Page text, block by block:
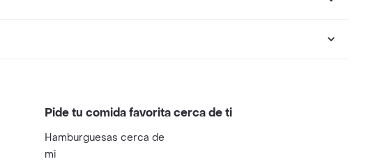
Pide tu comida favorita cerca de ti
Hamburguesas cerca de
mi